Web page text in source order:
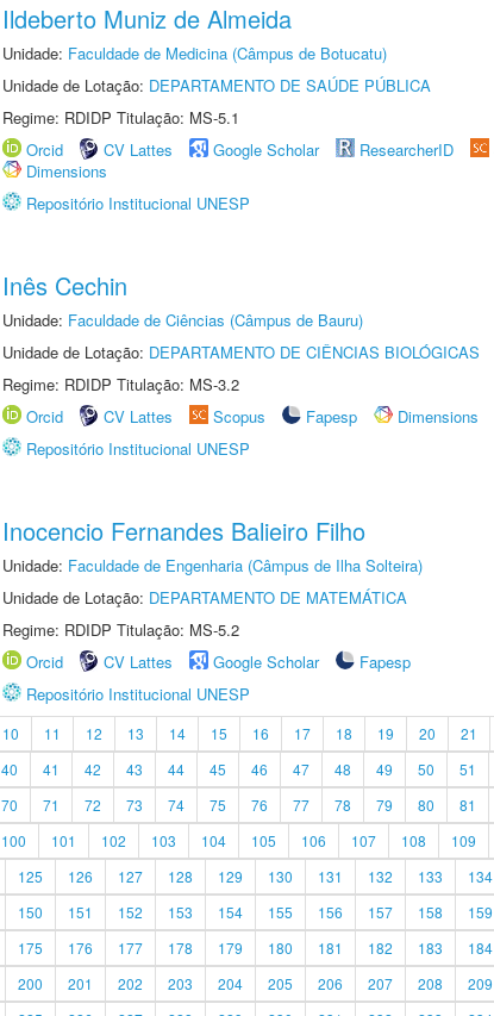
Ildeberto Muniz de Almeida
Unidade: Faculdade de Medicina (Câmpus de Botucatu)
Unidade de Lotação: DEPARTAMENTO DE SAÚDE PÚBLICA
Regime: RDIDP Titulação: MS-5.1
Orcid
CV Lattes Google Scholar ResearcherID
Dimensions
Repositório Institucional UNESP
Inês Cechin
Unidade: Faculdade de Ciências (Câmpus de Bauru)
Unidade de Lotação: DEPARTAMENTO DE CIÊNCIAS BIOLÓGICAS
Regime: RDIDP Titulação: MS-3.2
Orcid
CV Lattes Scopus Fapesp
Dimensions
Repositório Institucional UNESP
Inocencio Fernandes Balieiro Filho
Unidade: Faculdade de Engenharia (Câmpus de Ilha Solteira)
Unidade de Lotação: DEPARTAMENTO DE MATEMÁTICA
Regime: RDIDP Titulação: MS-5.2
Orcid
CV Lattes Google Scholar
Fapesp
Repositório Institucional UNESP
10 11 12 13 14 15 16 17 18 19 20 21
40 41 42 43 44 45 46 47 48 49 50 51
70 71 72 73 74 75 76 77 78 79 80 81
100 101 102 103 104 105 106 107 108 109
125 126 127 128 129 130 131 132 133 134
150 151 152 153 154 155 156 157 158 159
175 176 177 178 179 180 181 182 183 184
200 201 202 203 204 205 206 207 208 209